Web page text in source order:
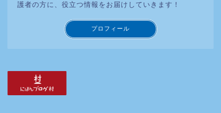
護者の方に、役立つ情報をお届けしていきます！
プロフィール